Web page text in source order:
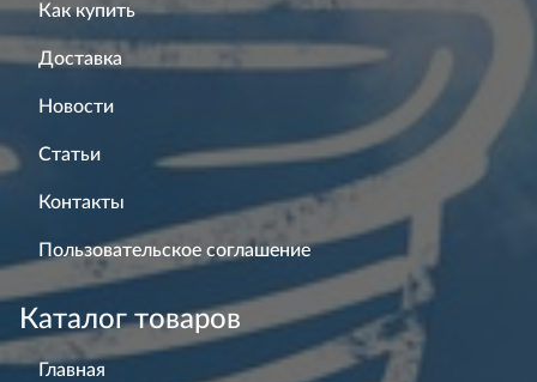
Как купить
Доставка
Новости
Статьи
Контакты
Пользовательское соглашение
Каталог товаров
Главная